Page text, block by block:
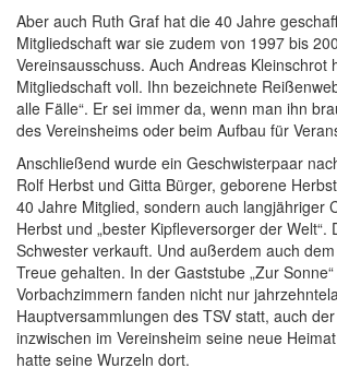
Aber auch Ruth Graf hat die 40 Jahre
Mitgliedschaft war sie zudem von 1997 bis
Vereinsausschuss. Auch Andreas Kleinschrot
Mitgliedschaft voll. Ihn bezeichnete
alle Fälle“. Er sei immer da, wenn man ihn
des Vereinsheims oder beim Aufbau für
Anschließend wurde ein Geschwisterpaar
Rolf Herbst und Gitta Bürger, geborene
40 Jahre Mitglied, sondern auch langjähriger
Herbst und „bester Kipfleversorger der Welt“.
Schwester verkauft. Und außerdem auch
Treue gehalten. In der Gaststube „Zur
Vorbachzimmern fanden nicht nur
Hauptversammlungen des TSV statt, auch
inzwischen im Vereinsheim seine neue
hatte seine Wurzeln dort.